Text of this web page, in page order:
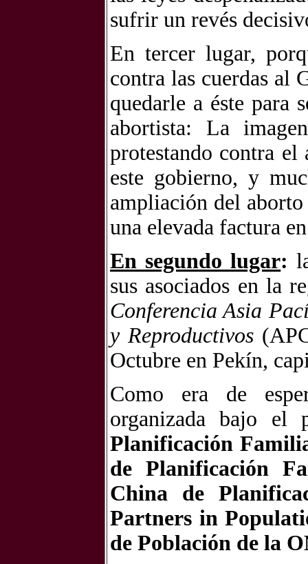
sufrir un revés
En tercer lugar,
contra las cuerdas al
quedarle a éste para
abortista: La
protestando contra el
este gobierno, y
ampliación del
una elevada factura
En segundo lugar:
sus asociados en la
Conferencia Asia
y Reproductivos
Octubre en Pekín,
Como era de
organizada bajo
Planificación
de Planificación
China de
Partners in
de Población de la